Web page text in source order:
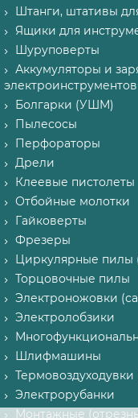
Штанги, штативы
Ящики для
Шуруповерты
Аккумуляторы и
электроинструментов
Болгарки (УШМ)
Пылесосы
Перфораторы
Дрели
Клеевые пистолеты
Отбойные молотки
Гайковерты
Фрезеры
Циркулярные пилы
Торцовочные пилы
Электроножовки
Электролобзики
Шлифмашины
Электрорубанки
Монтажные